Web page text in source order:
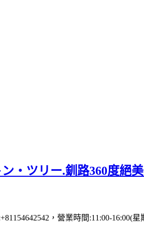
・ツリー.釧路360度絕
，營業時間:11:00-